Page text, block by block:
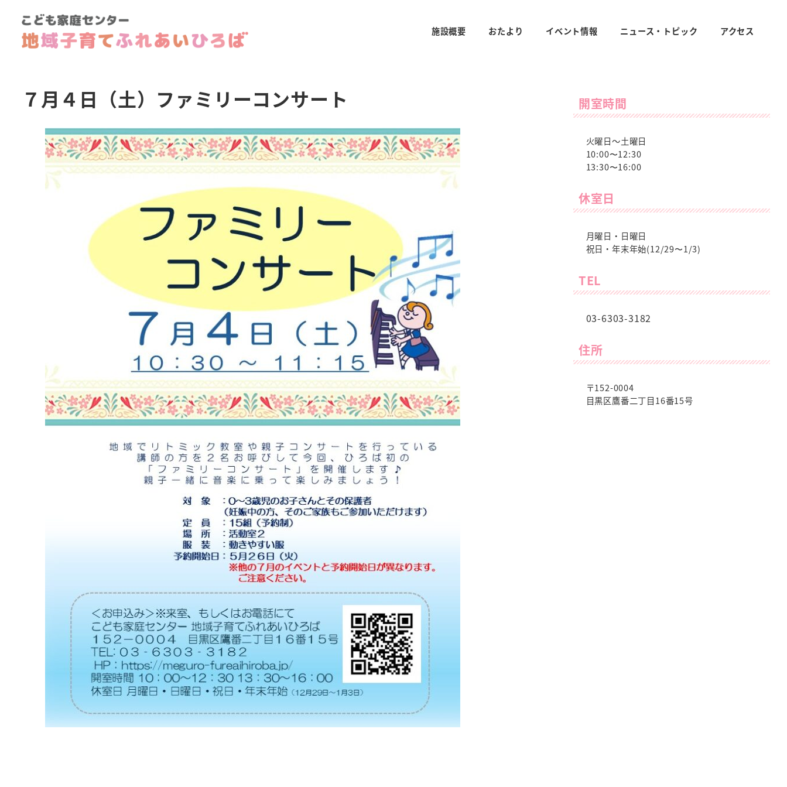
施設概要 おたより イベント情報 ニュース・トピック アクセス
７月４日（土）ファミリーコンサート 開室時間
火曜日～土曜日
10:00〜12:30
13:30〜16:00
休室日
月曜日・日曜日
祝日・年末年始(12/29〜1/3)
TEL
03-6303-3182
住所
〒152-0004
目黒区鷹番二丁目16番15号